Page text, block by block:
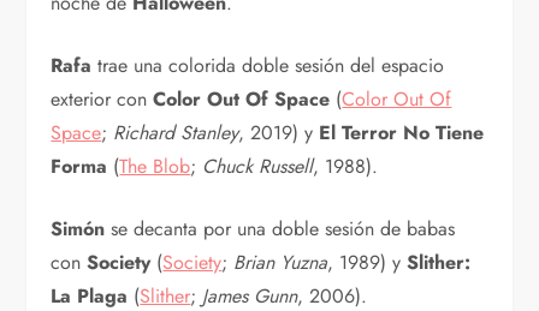
Rafa trae una colorida doble sesión del espacio
exterior conColor Out Of Space (Color Out Of
Space; Richard Stanley, 2019) y El Terror No Tiene
Forma (The Blob; Chuck Russell, 1988).
Simón se decanta por una doble sesión de babas
conSociety(Society; Brian Yuzna, 1989) ySlither:
La Plaga (Slither; James Gunn, 2006).